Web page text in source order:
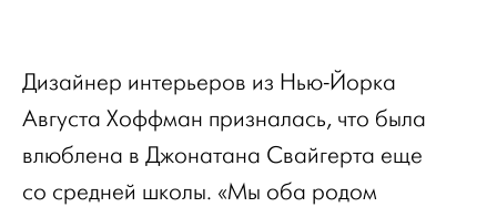
Дизайнер интерьеров из Нью-Йорка
Августа Хоффман призналась, что была
влюблена в Джонатана Свайгерта еще
со средней школы. «Мы оба родом